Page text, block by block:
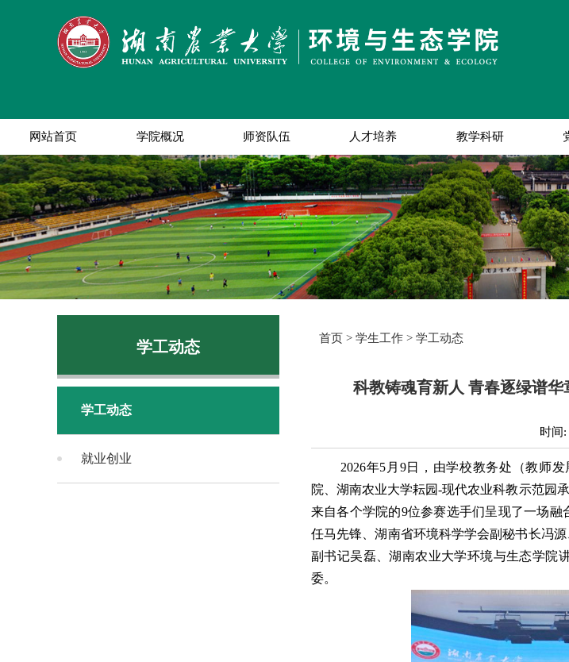
网站首页 学院概况 师资队伍 人才培养 教学科研
学工动态
学工动态
就业创业
首页 > 学生工作 > 学工动态
科教铸魂育新人 青春逐绿谱
时间
2026年5月9日，由学校教务处（教师
院、湖南农业大学耘园-现代农业科教示范园
来自各个学院的9位参赛选手们呈现了一场
任马先锋、湖南省环境科学学会副秘书长冯
副书记吴磊、湖南农业大学环境与生态学院
委。